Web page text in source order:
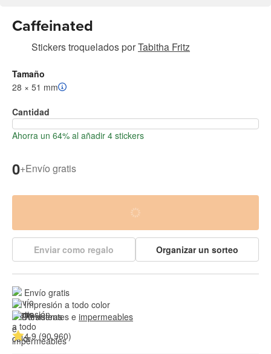
Caffeinated
Stickers troqueladosporTabitha Fritz
Tamaño
28 × 51 mm
Cantidad
Ahorra un 64% al añadir 4 stickers
0+Envío gratis
Enviar como regalo Organizar un sorteo
Envío gratis
Impresión a todo color
Resistentes e impermeables
4.9 (90,960)